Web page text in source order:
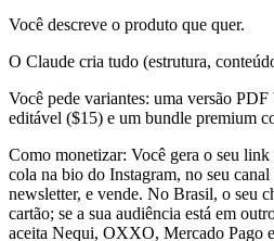
Você descreve o produto que quer.
O Claude cria tudo (estrutura,
Você pede variantes: uma versão
editável ($15) e um bundle premium
Como monetizar: Você gera o seu
cola na bio do Instagram, no seu
newsletter, e vende. No Brasil, o seu
cartão; se a sua audiência está em
aceita Nequi, OXXO, Mercado Pago